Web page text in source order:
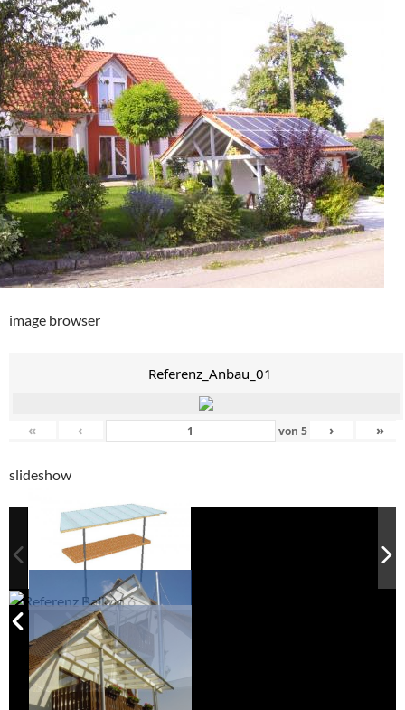
image browser
Referenz_Anbau_01
« ‹ von 5 › »
slideshow